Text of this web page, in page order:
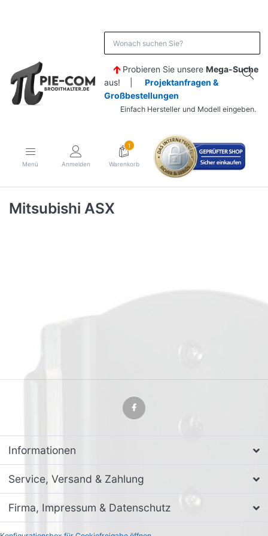
Probieren Sie unsere Mega-Suche
aus! | Projektanfragen &
Großbestellungen
Einfach Hersteller und Modell eingeben.
Menü Anmelden
1
Warenkorb
Mitsubishi ASX
Informationen
Service, Versand & Zahlung
Firma, Impressum & Datenschutz